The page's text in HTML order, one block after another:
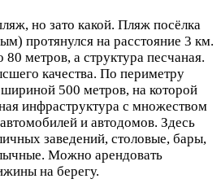
но зато какой. Пляж посёлка
протянулся на расстояние 3 км.
метров, а структура песчаная.
качества. По периметру
500 метров, на которой
инфраструктура с множеством
и автодомов. Здесь
заведений, столовые, бары,
Можно арендовать
на берегу.